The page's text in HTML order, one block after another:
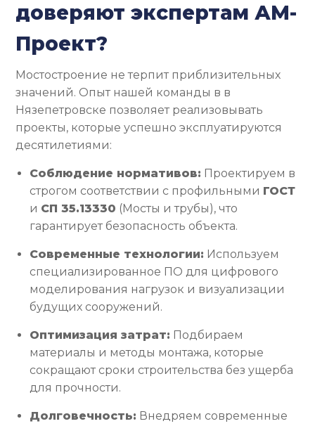
доверяют экспертам АМ-
Проект?
Мостостроение не терпит приблизительных
значений. Опыт нашей команды в в
Нязепетровске позволяет реализовывать
проекты, которые успешно эксплуатируются
десятилетиями:
Соблюдение нормативов: Проектируем в
строгом соответствии с профильными ГОСТ
и СП 35.13330 (Мосты и трубы), что
гарантирует безопасность объекта.
Современные технологии: Используем
специализированное ПО для цифрового
моделирования нагрузок и визуализации
будущих сооружений.
Оптимизация затрат: Подбираем
материалы и методы монтажа, которые
сокращают сроки строительства без ущерба
для прочности.
Долговечность: Внедряем современные